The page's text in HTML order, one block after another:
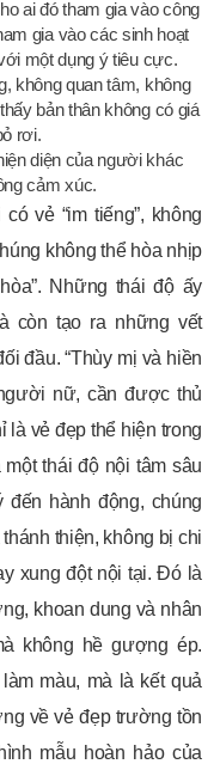
ai đó tham gia vào công
gia vào các sinh hoạt
một dụng ý tiêu cực.
không quan tâm, không
bản thân không có giá
rơi.
diện của người khác
cảm xúc.
vẻ “im tiếng”, không
không thể hòa nhịp
Những thái độ ấy
còn tạo ra những vết
đầu. “Thùy mị và hiền
nữ, cần được thủ
vẻ đẹp thể hiện trong
thái độ nội tâm sâu
hành động, chúng
thiện, không bị chi
xung đột nội tại. Đó là
khoan dung và nhân
không hề gượng ép.
màu, mà là kết quả
về vẻ đẹp trường tồn
mẫu hoàn hảo của